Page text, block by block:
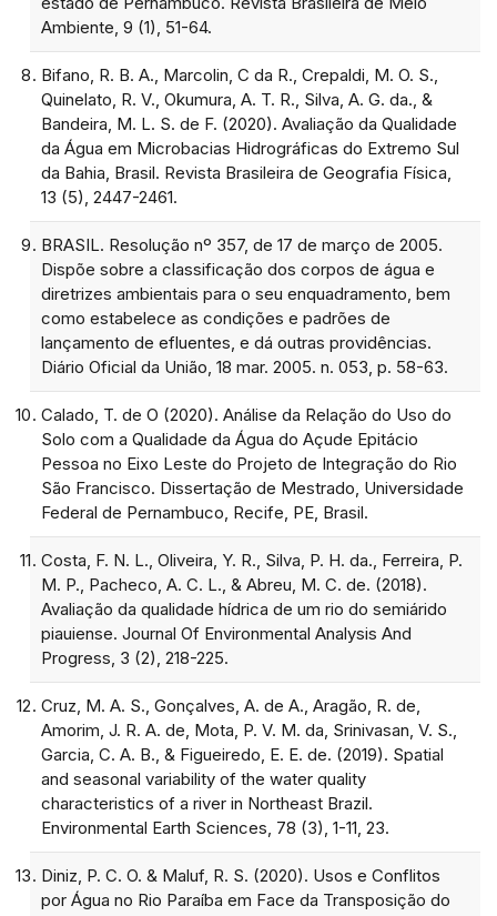
Ambiente, 9 (1), 51-64.
Bifano, R. B. A., Marcolin, C da R., Crepaldi, M. O. S.,
Quinelato, R. V., Okumura, A. T. R., Silva, A. G. da., &
Bandeira, M. L. S. de F. (2020). Avaliação da Qualidade
da Água em Microbacias Hidrográficas do Extremo Sul
da Bahia, Brasil. Revista Brasileira de Geografia Física,
13 (5), 2447-2461.
BRASIL. Resolução nº 357, de 17 de março de 2005.
Dispõe sobre a classificação dos corpos de água e
diretrizes ambientais para o seu enquadramento, bem
como estabelece as condições e padrões de
lançamento de efluentes, e dá outras providências.
Diário Oficial da União, 18 mar. 2005. n. 053, p. 58-63.
Calado, T. de O (2020). Análise da Relação do Uso do
Solo com a Qualidade da Água do Açude Epitácio
Pessoa no Eixo Leste do Projeto de Integração do Rio
São Francisco. Dissertação de Mestrado, Universidade
Federal de Pernambuco, Recife, PE, Brasil.
Costa, F. N. L., Oliveira, Y. R., Silva, P. H. da., Ferreira, P.
M. P., Pacheco, A. C. L., & Abreu, M. C. de. (2018).
Avaliação da qualidade hídrica de um rio do semiárido
piauiense. Journal Of Environmental Analysis And
Progress, 3 (2), 218-225.
Cruz, M. A. S., Gonçalves, A. de A., Aragão, R. de,
Amorim, J. R. A. de, Mota, P. V. M. da, Srinivasan, V. S.,
Garcia, C. A. B., & Figueiredo, E. E. de. (2019). Spatial
and seasonal variability of the water quality
characteristics of a river in Northeast Brazil.
Environmental Earth Sciences, 78 (3), 1-11, 23.
Diniz, P. C. O. & Maluf, R. S. (2020). Usos e Conflitos
por Água no Rio Paraíba em Face da Transposição do